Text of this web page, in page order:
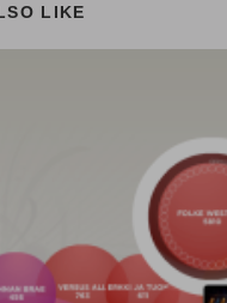
LIKE